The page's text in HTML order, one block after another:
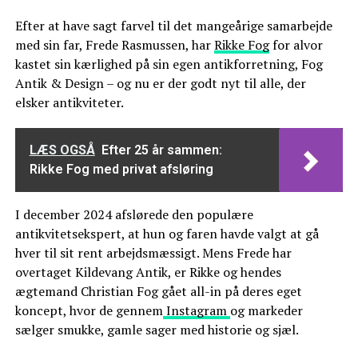
Efter at have sagt farvel til det mangeårige samarbejde
med sin far, Frede Rasmussen, harRikke Fogfor alvor
kastet sin kærlighed på sin egen antikforretning, Fog
Antik & Design – og nu er der godt nyt til alle, der
elsker antikviteter.
LÆS OGSÅ Efter 25 år sammen:
Rikke Fog med privat afsløring
I december 2024 afslørede den populære
antikvitetsekspert, at hun og faren havde valgt at gå
hver til sit rent arbejdsmæssigt. Mens Frede har
overtaget Kildevang Antik, er Rikke og hendes
ægtemand Christian Fog gået all-in på deres eget
koncept, hvor de gennemInstagram og markeder
sælger smukke, gamle sager med historie og sjæl.